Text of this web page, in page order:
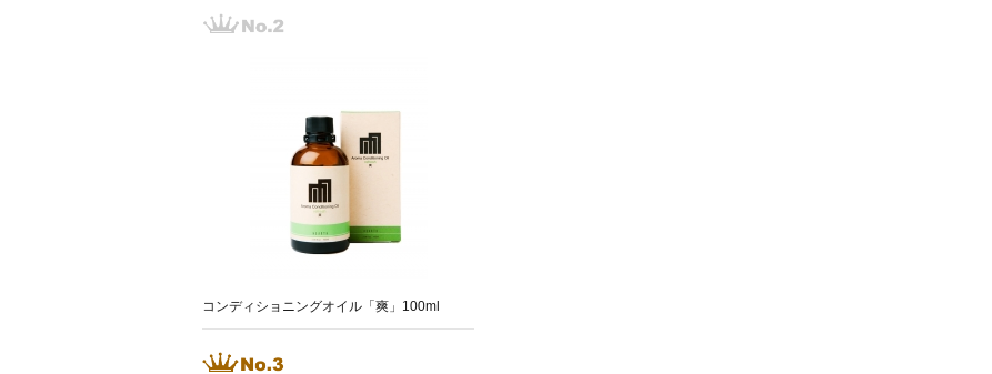
コンディショニングオイル「爽」100ml